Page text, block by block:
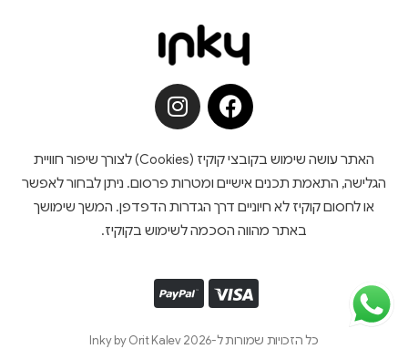
האתר עושה שימוש בקובצי קוקיז (Cookies) לצורך שיפור חוויית
הגלישה, התאמת תכנים אישיים ומטרות פרסום. ניתן לבחור לאפשר
או לחסום קוקיז לא חיוניים דרך הגדרות הדפדפן. המשך שימושך
באתר מהווה הסכמה לשימוש בקוקיז.
כל הזכויות שמורות ל-Inky by Orit Kalev 2026